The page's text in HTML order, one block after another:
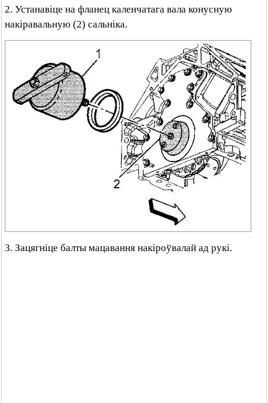
2. Устанавіце на фланец каленчатага вала конусную
накіравальную (2) сальніка.
3. Зацягніце балты мацавання накіроўвалай ад рукі.